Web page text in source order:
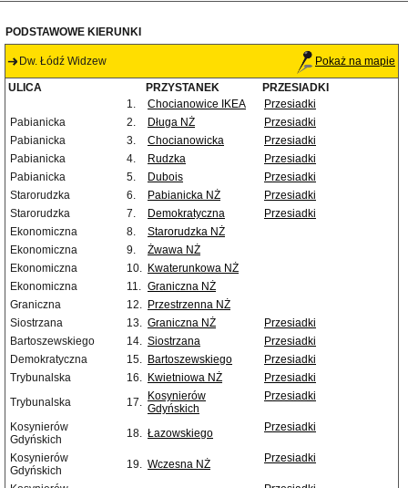
PODSTAWOWE KIERUNKI
Dw. Łódź Widzew Pokaż na mapie
ULICA PRZYSTANEK
PRZESIADKI
1.
Chocianowice IKEA
Przesiadki
Pabianicka
2. Długa NŻ
Przesiadki
Pabianicka
3. Chocianowicka
Przesiadki
Pabianicka
4. Rudzka
Przesiadki
Pabianicka
5. Dubois
Przesiadki
Starorudzka
6. Pabianicka NŻ
Przesiadki
Starorudzka
7. Demokratyczna
Przesiadki
Ekonomiczna
8.
Starorudzka NŻ
Ekonomiczna
9.
Żwawa NŻ
Ekonomiczna
10. Kwaterunkowa NŻ
Ekonomiczna
11. Graniczna NŻ
Graniczna
12. Przestrzenna NŻ
Siostrzana
13. Graniczna NŻ
Przesiadki
Bartoszewskiego
14. Siostrzana
Przesiadki
Demokratyczna
15. Bartoszewskiego
Przesiadki
Trybunalska
16. Kwietniowa NŻ
Przesiadki
Trybunalska
17. Kosynierów
Gdyńskich
Przesiadki
Kosynierów
Gdyńskich
18. Łazowskiego Przesiadki
Kosynierów
Gdyńskich
19. Wczesna NŻ Przesiadki